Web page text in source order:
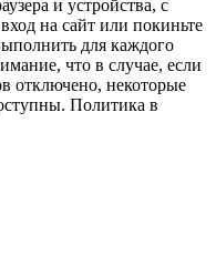
и устройства, с
на сайт или покиньте
для каждого
что в случае, если
отключено, некоторые
Политика в